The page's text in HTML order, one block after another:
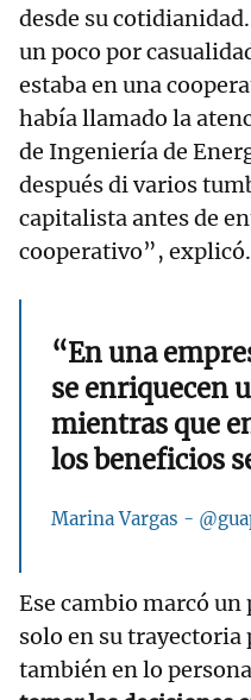
desde su
un poco por
estaba en una
había llamado la
de Ingeniería de
después di varios
capitalista antes de
cooperativo”, explicó.
“En una
se enriquecen
mientras que
los beneficios
Marina Vargas -
Ese cambio marcó
solo en su
también en lo